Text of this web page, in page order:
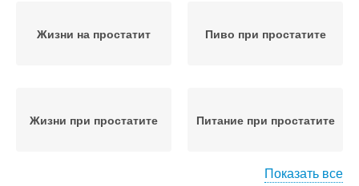
Жизни на простатит Пиво при простатите
Жизни при простатите Питание при простатите
Показать все